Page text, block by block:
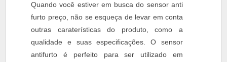
Quando você estiver em busca do sensor anti
furto preço, não se esqueça de levar em conta
outras caraterísticas do produto, como a
qualidade e suas especificações. O sensor
antifurto é perfeito para ser utilizado em